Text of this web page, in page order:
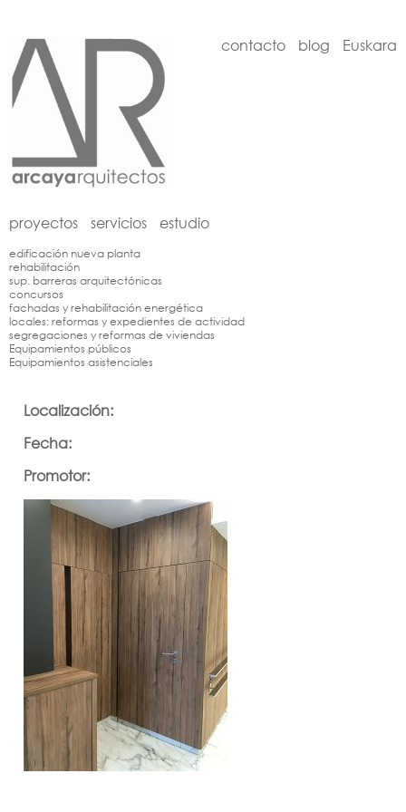
contacto blog Euskara
proyectos servicios estudio
edificación nueva planta
rehabilitación
sup. barreras arquitectónicas
concursos
fachadas y rehabilitación energética
locales: reformas y expedientes de actividad
segregaciones y reformas de viviendas
Equipamientos públicos
Equipamientos asistenciales
Localización:
Fecha:
Promotor: